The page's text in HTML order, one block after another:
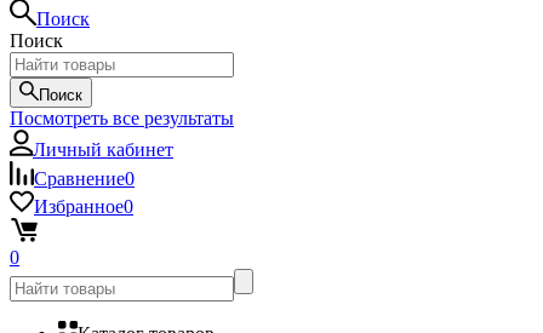
Поиск
Поиск
Поиск
Посмотреть все результаты
Личный кабинет
Сравнение0
Избранное0
0